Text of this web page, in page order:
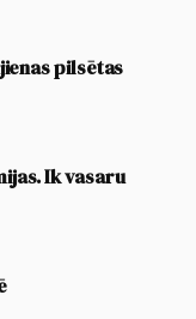
pilsētas
Ik vasaru